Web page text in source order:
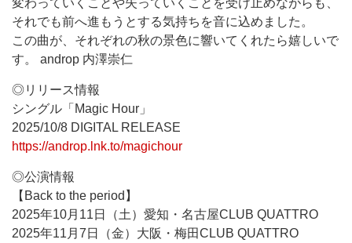
変わっていくことや失っていくことを受け止めながらも、
それでも前へ進もうとする気持ちを音に込めました。
この曲が、それぞれの秋の景色に響いてくれたら嬉しいで
す。 androp 内澤崇仁
◎リリース情報
シングル「Magic Hour」
2025/10/8 DIGITAL RELEASE
https://androp.lnk.to/magichour
◎公演情報
【Back to the period】
2025年10月11日（土）愛知・名古屋CLUB QUATTRO
2025年11月7日（金）大阪・梅田CLUB QUATTRO